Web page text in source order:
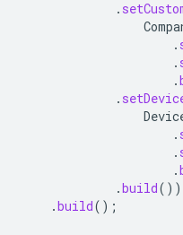
.
.
.
.
.
.
.
.
.build())
.build();